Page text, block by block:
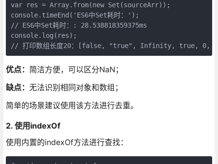
var res = Array.from(new Set(sourceArr));
console.timeEnd('ES6中Set耗时：');
// ES6中Set耗时：: 28.538818359375ms
console.log(res);
// 打印数组长度20：[false, "true", Infinity,
优点： 简洁方便，可以区分NaN；
缺点： 无法识别相同对象和数组；
简单的场景建议使用该方法进行去重。
2. 使用indexOf
使用内置的indexOf方法进行查找：